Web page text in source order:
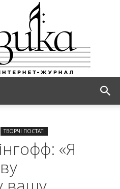
ТВОРЧІ ПОСТАТІ
«Я